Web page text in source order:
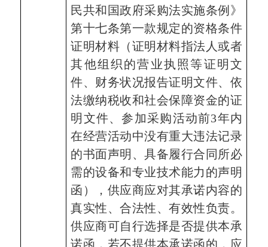
民共和国政府采购法实施条例》
第十七条第一款规定的资格条件
证明材料（证明材料指法人或者
其他组织的营业执照等证明文
件、财务状况报告证明文件、依
法缴纳税收和社会保障资金的证
明文件、参加采购活动前3年内
在经营活动中没有重大违法记录
的书面声明、具备履行合同所必
需的设备和专业技术能力的声明
函）， 供应商应对其承诺内容的
真实性、合法性、有效性负责。
供应商可自行选择是否提供本承
诺函，若不提供本承诺函的，应